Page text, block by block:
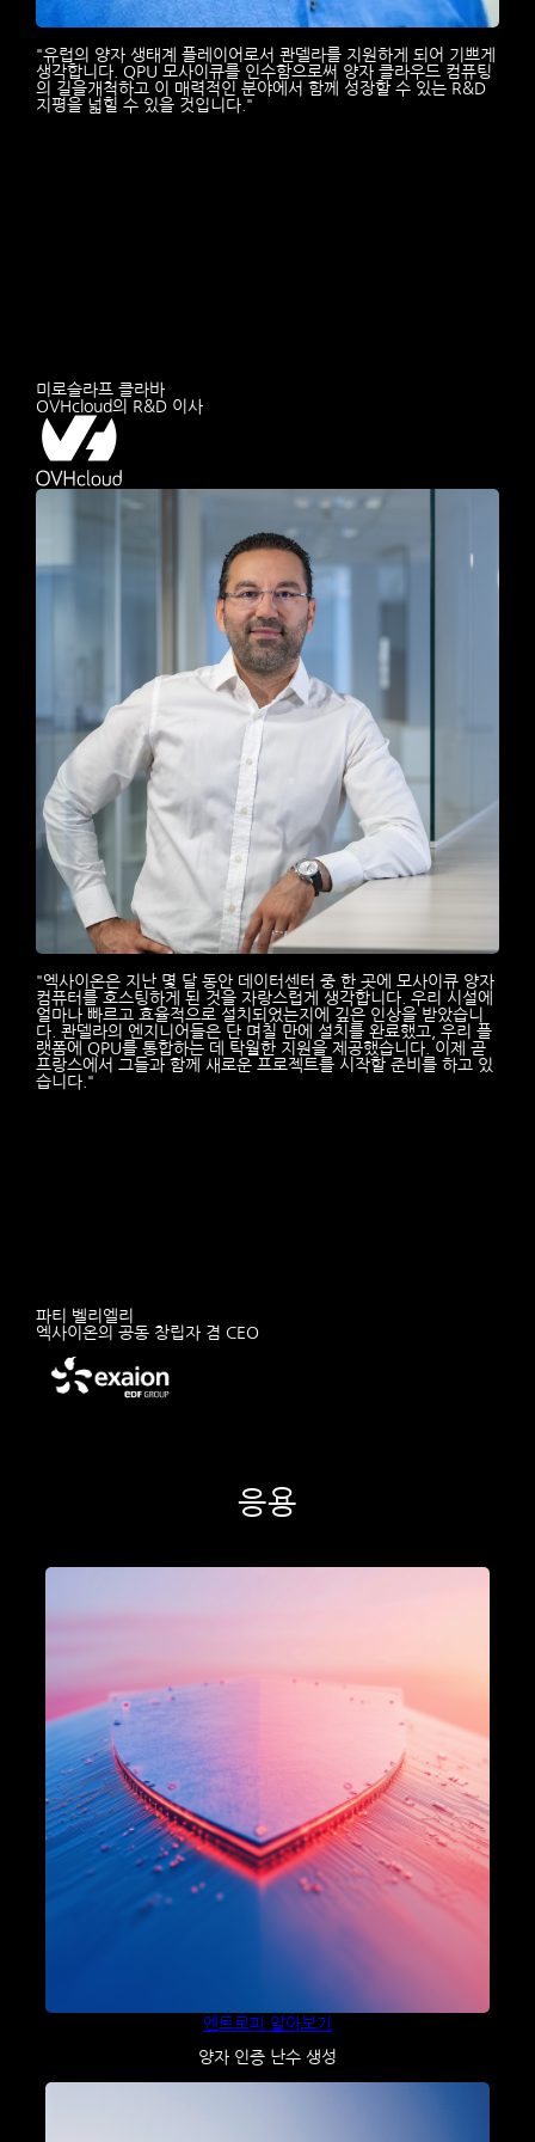
"유럽의 양자 생태계 플레이어로서 콴델라를 지원하게 되어 기쁘게
생각합니다. QPU 모사이큐를 인수함으로써 양자 클라우드 컴퓨팅
의 길을개척하고 이 매력적인 분야에서 함께 성장할 수 있는 R&D
지평을 넓힐 수 있을 것입니다."
미로슬라프 클라바
OVHcloud의 R&D 이사
"엑사이온은 지난 몇 달 동안 데이터센터 중 한 곳에 모사이큐 양자
컴퓨터를 호스팅하게 된 것을 자랑스럽게 생각합니다. 우리 시설에
얼마나 빠르고 효율적으로 설치되었는지에 깊은 인상을 받았습니
다. 콴델라의 엔지니어들은 단 며칠 만에 설치를 완료했고, 우리 플
랫폼에 QPU를 통합하는 데 탁월한 지원을 제공했습니다. 이제 곧
프랑스에서 그들과 함께 새로운 프로젝트를 시작할 준비를 하고 있
습니다."
파티 벨리엘리
엑사이온의 공동 창립자 겸 CEO
응용
엔트로피 알아보기
양자 인증 난수 생성